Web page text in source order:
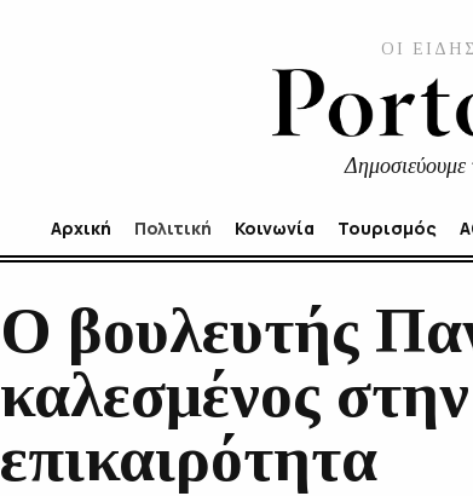
ΟΙ
Δημοσιεύουμε
Αρχική Πολιτική Κοινωνία Τουρισμός
Ο βουλευτής
καλεσμένος
επικαιρότητα